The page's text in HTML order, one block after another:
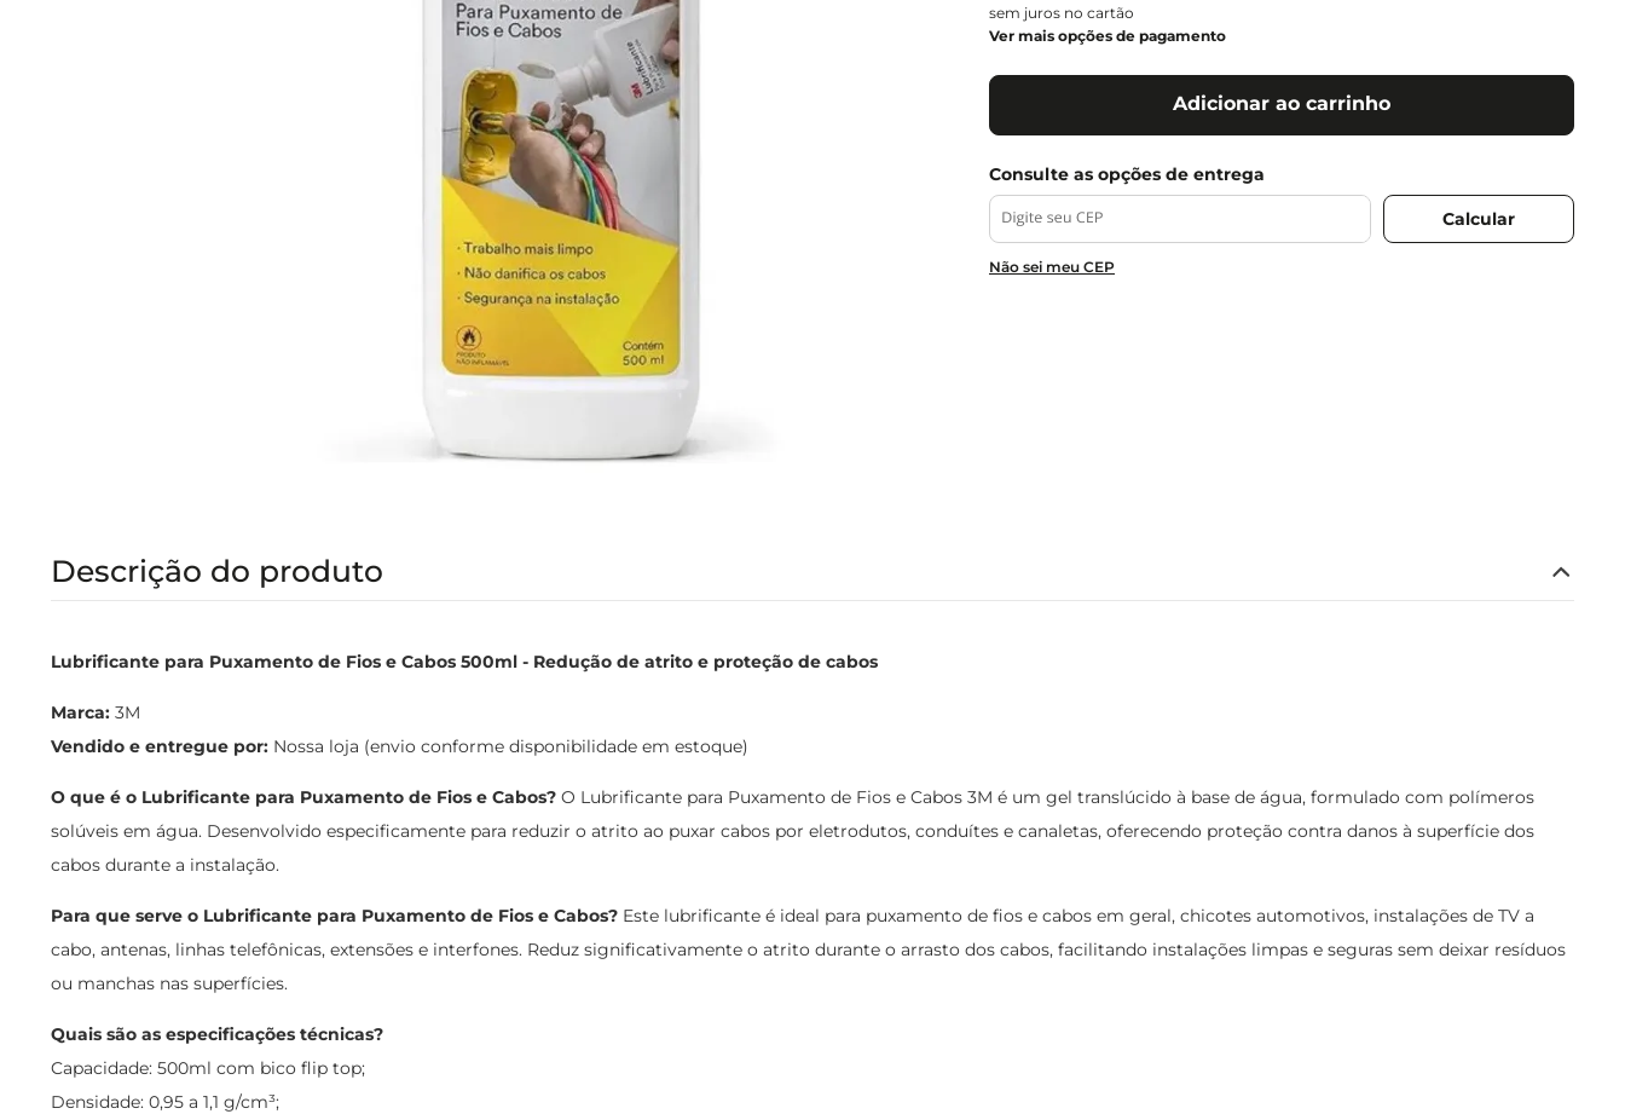
sem juros no cartão
Ver mais opções de pagamento
Adicionar ao carrinho
Não sei meu CEP
Descrição do produto
Lubrificante para Puxamento de Fios e Cabos 500ml - Redução de atrito e proteção de cabos
Marca: 3M
Vendido e entregue por: Nossa loja (envio conforme disponibilidade em estoque)
O que é o Lubrificante para Puxamento de Fios e Cabos? O Lubrificante para Puxamento de Fios e Cabos 3M é um gel translúcido à base de água, formulado com polímeros
solúveis em água. Desenvolvido especificamente para reduzir o atrito ao puxar cabos por eletrodutos, conduítes e canaletas, oferecendo proteção contra danos à superfície dos
cabos durante a instalação.
Para que serve o Lubrificante para Puxamento de Fios e Cabos? Este lubrificante é ideal para puxamento de fios e cabos em geral, chicotes automotivos, instalações de TV a
cabo, antenas, linhas telefônicas, extensões e interfones. Reduz significativamente o atrito durante o arrasto dos cabos, facilitando instalações limpas e seguras sem deixar resíduos
ou manchas nas superfícies.
Quais são as especificações técnicas?
Capacidade: 500ml com bico flip top;
Densidade: 0,95 a 1,1 g/cm³;